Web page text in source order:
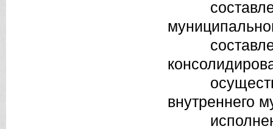
внутреннего